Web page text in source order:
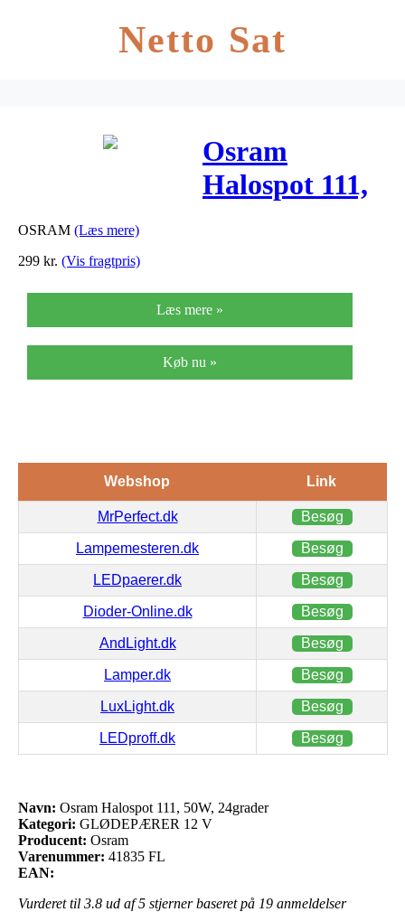
Netto Sat
Osram
Halospot 111,
OSRAM (Læs mere)
299 kr. (Vis fragtpris)
Læs mere »
Køb nu »
Webshop Link
MrPerfect.dk Besøg
Lampemesteren.dk Besøg
LEDpaerer.dk Besøg
Dioder-Online.dk Besøg
AndLight.dk Besøg
Lamper.dk Besøg
LuxLight.dk Besøg
LEDproff.dk Besøg
Navn: Osram Halospot 111, 50W, 24grader
Kategori: GLØDEPÆRER 12 V
Producent: Osram
Varenummer: 41835 FL
EAN:
Vurderet til 3.8 ud af 5 stjerner baseret på 19 anmeldelser